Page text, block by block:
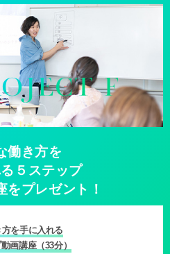
働き方を
５ステップ
をプレゼント！
を手に入れる
画講座（33分）